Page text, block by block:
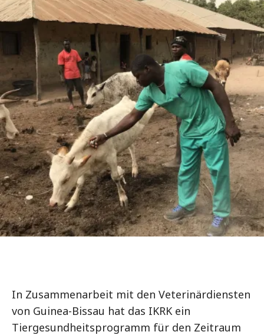
In Zusammenarbeit mit den Veterinärdiensten
von Guinea-Bissau hat das IKRK ein
Tiergesundheitsprogramm für den Zeitraum